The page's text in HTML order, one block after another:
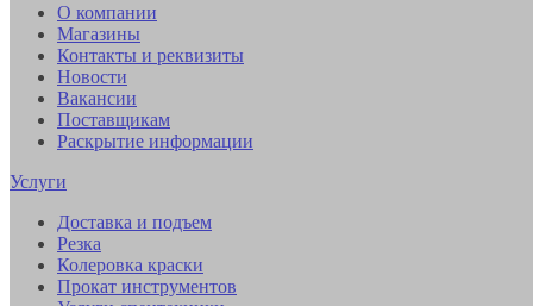
О компании
Магазины
Контакты и реквизиты
Новости
Вакансии
Поставщикам
Раскрытие информации
Услуги
Доставка и подъем
Резка
Колеровка краски
Прокат инструментов